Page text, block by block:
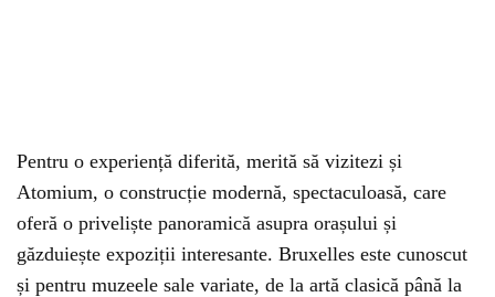
Pentru o experiență diferită, merită să vizitezi și
Atomium, o construcție modernă, spectaculoasă, care
oferă o priveliște panoramică asupra orașului și
găzduiește expoziții interesante. Bruxelles este cunoscut
și pentru muzeele sale variate, de la artă clasică până la